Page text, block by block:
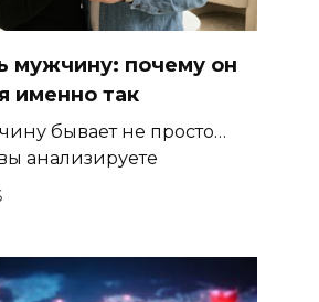
мужчину: почему он
именно так
бывает не просто…
анализируете